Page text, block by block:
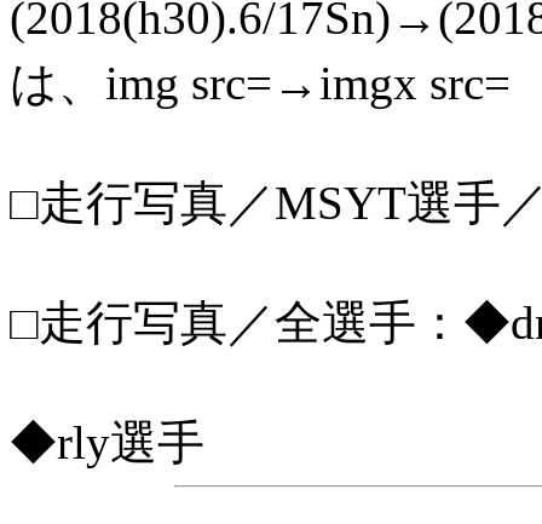
(2018(h30).6/
は、img src=→imgx src=
□走行写真／MSYT選手
□走行写真／全選手：
◆rly選手